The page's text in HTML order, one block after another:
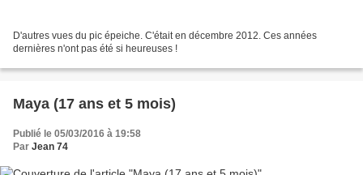
D'autres vues du pic épeiche. C'était en décembre 2012. Ces années
dernières n'ont pas été si heureuses !
Maya (17 ans et 5 mois)
Publié le 05/03/2016 à 19:58
Par Jean 74